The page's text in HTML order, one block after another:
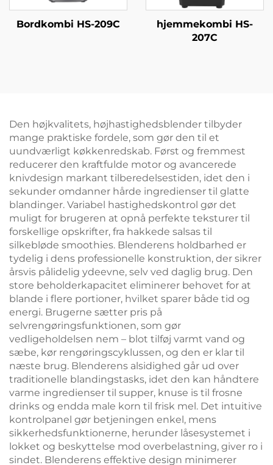
Bordkombi HS-209C
hjemmekombi HS-
207C
Den højkvalitets, højhastighedsblender tilbyder
mange praktiske fordele, som gør den til et
uundværligt køkkenredskab. Først og fremmest
reducerer den kraftfulde motor og avancerede
knivdesign markant tilberedelsestiden, idet den i
sekunder omdanner hårde ingredienser til glatte
blandinger. Variabel hastighedskontrol gør det
muligt for brugeren at opnå perfekte teksturer til
forskellige opskrifter, fra hakkede salsas til
silkebløde smoothies. Blenderens holdbarhed er
tydelig i dens professionelle konstruktion, der sikrer
årsvis pålidelig ydeevne, selv ved daglig brug. Den
store beholderkapacitet eliminerer behovet for at
blande i flere portioner, hvilket sparer både tid og
energi. Brugerne sætter pris på
selvrengøringsfunktionen, som gør
vedligeholdelsen nem – blot tilføj varmt vand og
sæbe, kør rengøringscyklussen, og den er klar til
næste brug. Blenderens alsidighed går ud over
traditionelle blandingstasks, idet den kan håndtere
varme ingredienser til supper, knuse is til frosne
drinks og endda male korn til frisk mel. Det intuitive
kontrolpanel gør betjeningen enkel, mens
sikkerhedsfunktionerne, herunder låsesystemet i
lokket og beskyttelse mod overbelastning, giver ro i
sindet. Blenderens effektive design minimerer